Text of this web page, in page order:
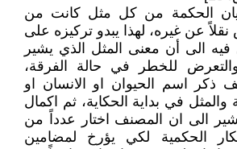
الحكمة من كل مثل كانت من
عن غيره، لهذا يبدو تركيزه على
فيه الى أن معنى المثل الذي يشير
للخطر في حالة الفرقة،
ذكر اسم الحيوان او الانسان او
والمثل في بداية الحكاية، ثم اكمال
الى ان المصنف اختار عدداً من
الحكمية لكي يؤرخ لمضامين